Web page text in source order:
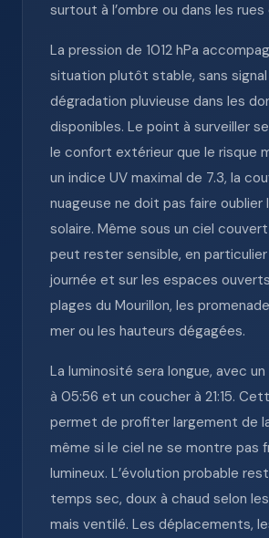
surtout à l’ombre ou dans les
La pression de 1012 hPa
situation plutôt stable, sans
dégradation pluvieuse dans les
disponibles. Le point à surveiller
le confort extérieur que le risque
un indice UV maximal de 7.3, la
nuageuse ne doit pas faire
solaire. Même sous un ciel
peut rester sensible, en particulier
journée et sur les espaces
plages du Mourillon, les
mer ou les hauteurs dégagées.
La luminosité sera longue, avec
à 05:56 et un coucher à 21:15.
permet de profiter largement de
même si le ciel ne se montre pas
lumineux. L’évolution probable
temps sec, doux à chaud selon
mais ventilé. Les déplacements,